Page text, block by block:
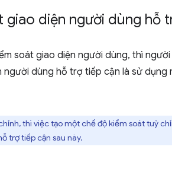
giao diện người dùng hỗ
soát giao diện người dùng, thì
dùng hỗ trợ tiếp cận là sử dụng
thì việc tạo một chế độ kiểm soát tuỳ
trợ tiếp cận sau này.